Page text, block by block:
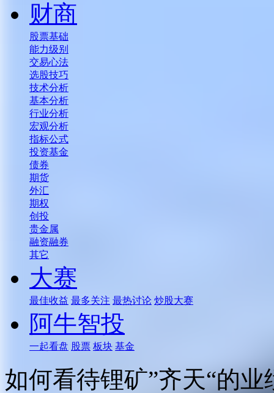
财商
股票基础
能力级别
交易心法
选股技巧
技术分析
基本分析
行业分析
宏观分析
指标公式
投资基金
债券
期货
外汇
期权
创投
贵金属
融资融券
其它
大赛
最佳收益 最多关注 最热讨论 炒股大赛
阿牛智投
一起看盘 股票 板块 基金
如何看待锂矿”齐天“的业